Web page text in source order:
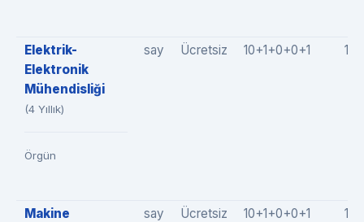
Elektrik-
Elektronik
Mühendisliği
(4 Yıllık)
Örgün
say Ücretsiz 10+1+0+0+1
Makine
say Ücretsiz 10+1+0+0+1